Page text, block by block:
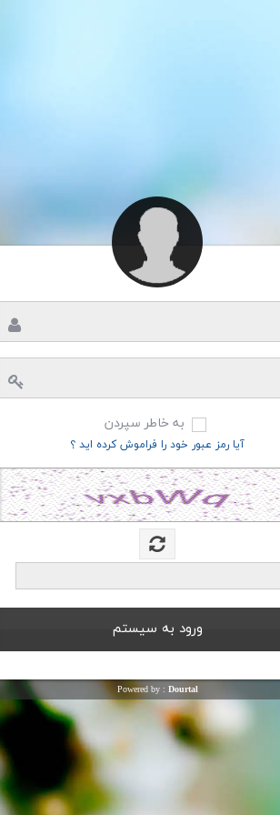
به خاطر سپردن
آیا رمز عبور خود را فراموش کرده اید ؟
Powered by : Dourtal